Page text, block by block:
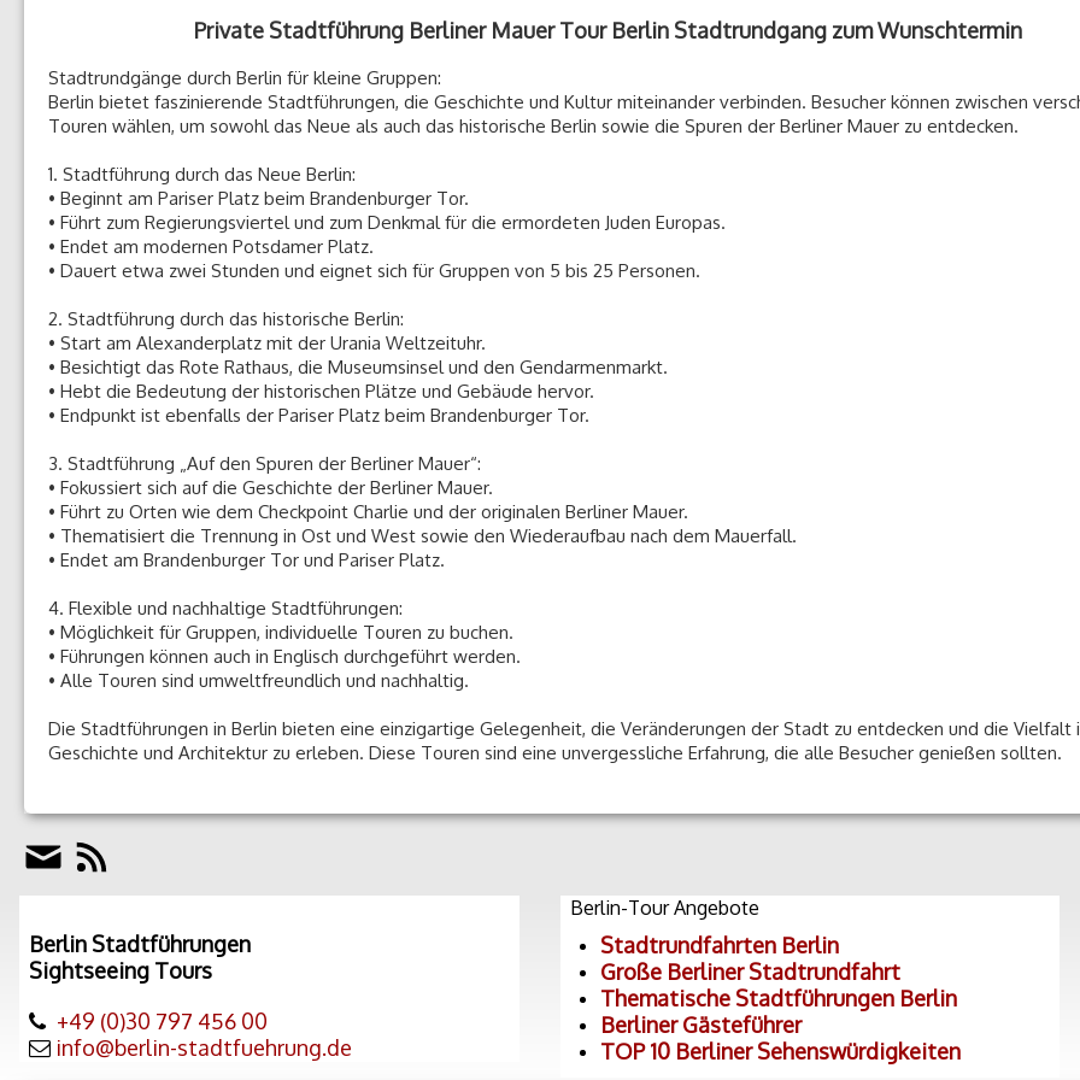
Private Stadtführung Berliner Mauer Tour Berlin Stadtrundgang zum Wunschtermin
Stadtrundgänge durch Berlin für kleine Gruppen:
Berlin bietet faszinierende Stadtführungen, die Geschichte und Kultur miteinander verbinden. Besucher können zwischen
Touren wählen, um sowohl das Neue als auch das historische Berlin sowie die Spuren der Berliner Mauer zu entdecken.
1. Stadtführung durch das Neue Berlin:
• Beginnt am Pariser Platz beim Brandenburger Tor.
• Führt zum Regierungsviertel und zum Denkmal für die ermordeten Juden Europas.
• Endet am modernen Potsdamer Platz.
• Dauert etwa zwei Stunden und eignet sich für Gruppen von 5 bis 25 Personen.
2. Stadtführung durch das historische Berlin:
• Start am Alexanderplatz mit der Urania Weltzeituhr.
• Besichtigt das Rote Rathaus, die Museumsinsel und den Gendarmenmarkt.
• Hebt die Bedeutung der historischen Plätze und Gebäude hervor.
• Endpunkt ist ebenfalls der Pariser Platz beim Brandenburger Tor.
3. Stadtführung „Auf den Spuren der Berliner Mauer“:
• Fokussiert sich auf die Geschichte der Berliner Mauer.
• Führt zu Orten wie dem Checkpoint Charlie und der originalen Berliner Mauer.
• Thematisiert die Trennung in Ost und West sowie den Wiederaufbau nach dem Mauerfall.
• Endet am Brandenburger Tor und Pariser Platz.
4. Flexible und nachhaltige Stadtführungen:
• Möglichkeit für Gruppen, individuelle Touren zu buchen.
• Führungen können auch in Englisch durchgeführt werden.
• Alle Touren sind umweltfreundlich und nachhaltig.
Die Stadtführungen in Berlin bieten eine einzigartige Gelegenheit, die Veränderungen der Stadt zu entdecken und die Vielfalt
Geschichte und Architektur zu erleben. Diese Touren sind eine unvergessliche Erfahrung, die alle Besucher genießen sollten.
Berlin Stadtführungen
Sightseeing Tours
+49 (0)30 797 456 00
info@berlin-stadtfuehrung.de
Berlin-Tour Angebote
Stadtrundfahrten Berlin
Große Berliner Stadtrundfahrt
Thematische Stadtführungen Berlin
Berliner Gästeführer
TOP 10 Berliner Sehenswürdigkeiten